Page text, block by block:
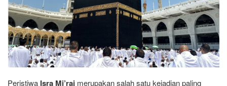
Peristiwa Isra Mi’raj merupakan salah satu kejadian paling